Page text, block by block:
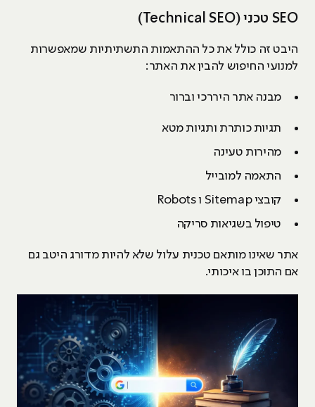
SEO טכני (Technical SEO)
היבט זה כולל את כל ההתאמות התשתיתיות שמאפשרות
למנועי החיפוש להבין את האתר:
מבנה אתר היררכי וברור
תגיות כותרת ותגיות מטא
מהירות טעינה
התאמה למובייל
קובצי Sitemap ו Robots
טיפול בשגיאות סריקה
אתר שאינו מותאם טכנית עלול שלא להיות מדורג היטב גם
אם התוכן בו איכותי.